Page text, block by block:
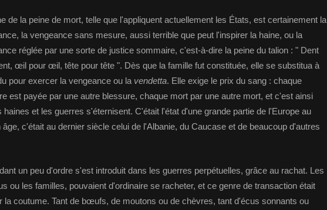
de la peine de mort, telle que l'appliquent actuellement les États, est certainement la
la vengeance sans mesure, aussi terrible que peut l'inspirer la haine, ou la
réglée par une sorte de justice sommaire, c'est-à-dire la peine du talion : " Dent
œil pour œil, tête pour tête ". Dès que la famille fut constituée, elle se substitua à
pour exercer la vengeance ou la vendetta. Elle exige le prix du sang : chaque
est payée par une autre blessure, chaque mort par une autre mort, et c'est ainsi
haines et les guerres s'éternisent. C'était l'état d'une grande partie de l'Europe au
âge, c'était au dernier siècle celui de l'Albanie, du Caucase et de beaucoup d'autres
un peu d'ordre s'est introduit dans les guerres perpétuelles, grâce au rachat. Les
ou les familles, pouvaient d'ordinaire se racheter, et ce genre de transaction était
la coutume. Tant de bœufs, de moutons ou de chèvres, tant d'écus sonnants ou